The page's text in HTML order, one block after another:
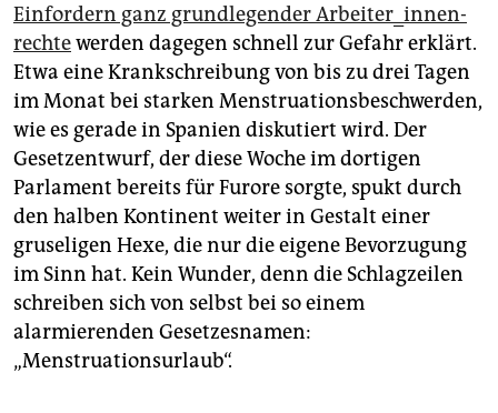
Einfordern ganz grundlegender Ar­bei­te­r_in­nen­
rech­tewerden dagegen schnell zur Gefahr erklärt.
Etwa eine Krankschreibung von bis zu drei Tagen
im Monat bei starken Menstruationsbeschwerden,
wie es gerade in Spanien diskutiert wird. Der
Gesetzentwurf, der diese Woche im dortigen
Parlament bereits für Furore sorgte, spukt durch
den halben Kontinent weiter in Gestalt einer
gruseligen Hexe, die nur die eigene Bevorzugung
im Sinn hat. Kein Wunder, denn die Schlagzeilen
schreiben sich von selbst bei so einem
alarmierenden Gesetzesnamen:
„Menstruationsurlaub“.